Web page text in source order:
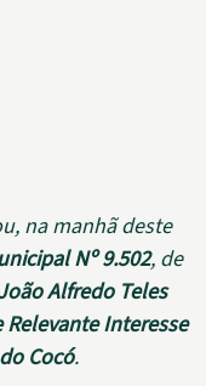
na manhã deste
Nº 9.502, de
Alfredo Teles
Relevante Interesse
Cocó.